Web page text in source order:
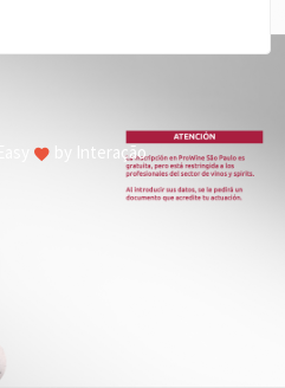
by Interação